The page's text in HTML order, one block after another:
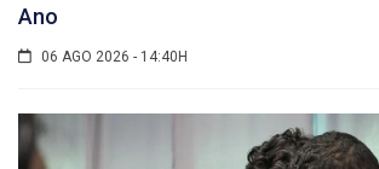
Ano
06 AGO 2026 - 14:40H